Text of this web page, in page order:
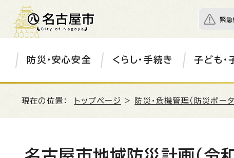
緊急
防災・安心安全 くらし・手続き 子ども・
現在の位置： トップページ > 防災・危機管理（防災ポータ